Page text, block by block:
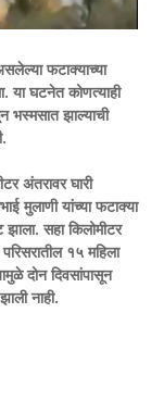
फटाक्याच्या
या घटनेत कोणत्याही
भस्मसात झाल्याची
अंतरावर घारी
मुलाणी यांच्या फटाक्या
सहा किलोमीटर
१५ महिला
दोन दिवसांपासून
नाही.